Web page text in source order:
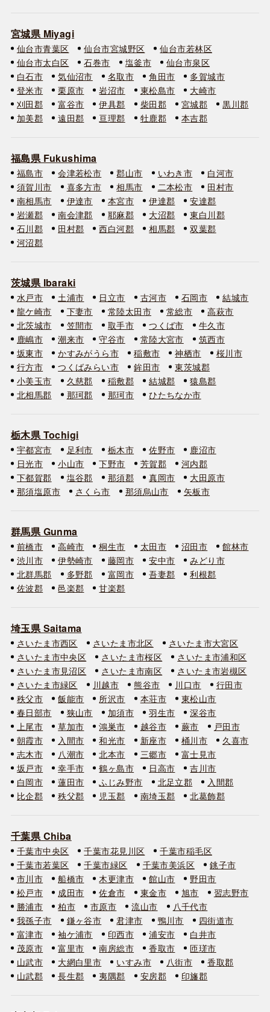
宮城県 Miyagi
仙台市青葉区 仙台市宮城野区
仙台市若林区
仙台市太白区
石巻市 塩釜市
仙台市泉区
白石市
気仙沼市 名取市 角田市
多賀城市
登米市
栗原市 岩沼市 東松島市
大崎市
刈田郡
富谷市 伊具郡 柴田郡 宮城郡
黒川郡
加美郡
遠田郡 亘理郡 牡鹿郡 本吉郡
福島県 Fukushima
福島市 会津若松市 郡山市 いわき市
白河市
須賀川市
喜多方市 相馬市 二本松市
田村市
南相馬市
伊達市 本宮市 伊達郡
安達郡
岩瀬郡
南会津郡 耶麻郡 大沼郡
東白川郡
石川郡
田村郡 西白河郡 相馬郡
双葉郡
河沼郡
茨城県 Ibaraki
水戸市 土浦市 日立市 古河市 石岡市
結城市
龍ケ崎市
下妻市 常陸太田市 常総市
高萩市
北茨城市
笠間市 取手市 つくば市
牛久市
鹿嶋市
潮来市 守谷市 常陸大宮市
筑西市
坂東市
かすみがうら市 稲敷市 神栖市
桜川市
行方市
つくばみらい市 鉾田市
東茨城郡
小美玉市
久慈郡 稲敷郡 結城郡
猿島郡
北相馬郡
那珂郡 那珂市 ひたちなか市
栃木県 Tochigi
宇都宮市 足利市 栃木市 佐野市
鹿沼市
日光市
小山市 下野市 芳賀郡
河内郡
下都賀郡
塩谷郡 那須郡 真岡市
大田原市
那須塩原市
さくら市 那須烏山市 矢板市
群馬県 Gunma
前橋市 高崎市 桐生市 太田市 沼田市
館林市
渋川市
伊勢崎市 藤岡市 安中市
みどり市
北群馬郡
多野郡 富岡市 吾妻郡
利根郡
佐波郡
邑楽郡 甘楽郡
埼玉県 Saitama
さいたま市西区 さいたま市北区
さいたま市大宮区
さいたま市中央区
さいたま市桜区
さいたま市浦和区
さいたま市見沼区
さいたま市南区
さいたま市岩槻区
さいたま市緑区
川越市 熊谷市 川口市
行田市
秩父市
飯能市 所沢市 本荘市
東松山市
春日部市
狭山市 加須市 羽生市
深谷市
上尾市
草加市 鴻巣市 越谷市 蕨市
戸田市
朝霞市
入間市 和光市 新座市 桶川市
久喜市
志木市
八潮市 北本市 三郷市
富士見市
坂戸市
幸手市 鶴ヶ島市 日高市
吉川市
白岡市
蓮田市 ふじみ野市 北足立郡
入間郡
比企郡
秩父郡 児玉郡 南埼玉郡 北葛飾郡
千葉県 Chiba
千葉市中央区 千葉市花見川区
千葉市稲毛区
千葉市若葉区
千葉市緑区 千葉市美浜区
銚子市
市川市
船橋市 木更津市 館山市
野田市
松戸市
成田市 佐倉市 東金市 旭市
習志野市
勝浦市
柏市 市原市 流山市
八千代市
我孫子市
鎌ヶ谷市 君津市 鴨川市
四街道市
富津市
袖ケ浦市 印西市 浦安市
白井市
茂原市
富里市 南房総市 香取市
匝瑳市
山武市
大網白里市 いすみ市 八街市
香取郡
山武郡
長生郡 夷隅郡 安房郡 印旛郡